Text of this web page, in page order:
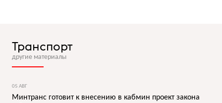
Транспорт
другие материалы
05 АВГ
Минтранс готовит к внесению в кабмин проект закона